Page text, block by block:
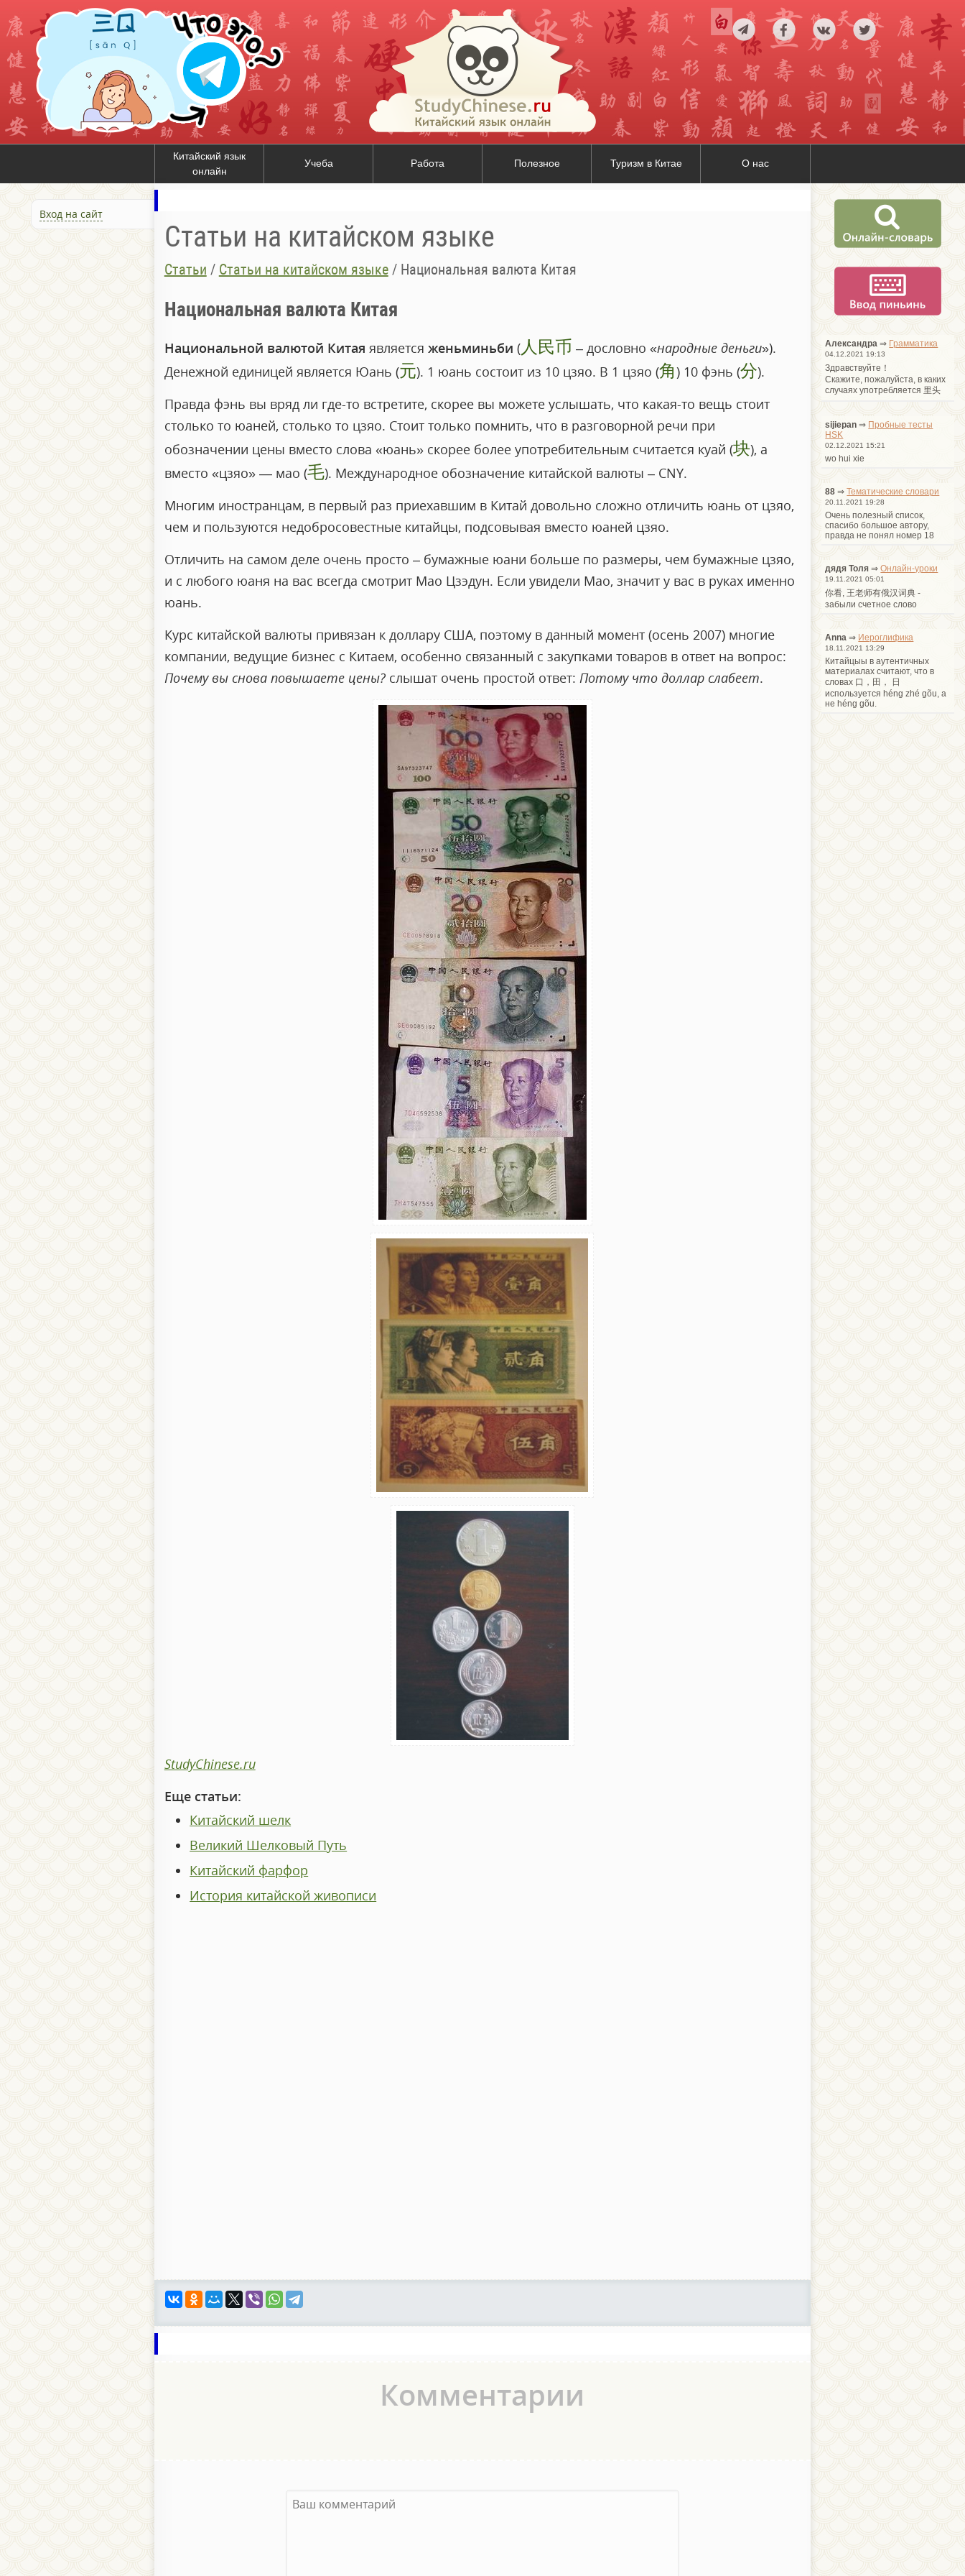
Китайский язык
онлайн
Учеба Работа Полезное Туризм в Китае О нас
Вход на сайт
Статьи на китайском языке
Статьи / Статьи на китайском языке/ Национальная валюта Китая
Национальная валюта Китая
Национальной валютой Китая является женьминьби (人民币 – дословно «народные деньги»).
Денежной единицей является Юань (元). 1 юань состоит из 10 цзяо. В 1 цзяо (角) 10 фэнь (分).
Правда фэнь вы вряд ли где-то встретите, скорее вы можете услышать, что какая-то вещь стоит
столько то юаней, столько то цзяо. Стоит только помнить, что в разговорной речи при
обозначении цены вместо слова «юань» скорее более употребительным считается куай (块), а
вместо «цзяо» — мао (毛). Международное обозначение китайской валюты – CNY.
Многим иностранцам, в первый раз приехавшим в Китай довольно сложно отличить юань от цзяо,
чем и пользуются недобросовестные китайцы, подсовывая вместо юаней цзяо.
Отличить на самом деле очень просто – бумажные юани больше по размеры, чем бумажные цзяо,
и с любого юаня на вас всегда смотрит Мао Цзэдун. Если увидели Мао, значит у вас в руках именно
юань.
Курс китайской валюты привязан к доллару США, поэтому в данный момент (осень 2007) многие
компании, ведущие бизнес с Китаем, особенно связанный с закупками товаров в ответ на вопрос:
Почему вы снова повышаете цены?слышат очень простой ответ: Потому что доллар слабеет.
StudyChinese.ru
Еще статьи:
Китайский шелк
Великий Шелковый Путь
Китайский фарфор
История китайской живописи
Комментарии
Александра ⇒ Грамматика
04.12.2021 19:13
Здравствуйте！
Cкажите, пожалуйста, в каких
случаях употребляется 里头
sijiepan ⇒ Пробные тесты
HSK
02.12.2021 15:21
wo hui xie
88 ⇒Тематические словари
20.11.2021 19:28
Очень полезный список,
спасибо большое автору,
правда не понял номер 18
дядя Толя ⇒Онлайн-уроки
19.11.2021 05:01
你看, 王老师有俄汉词典 -
забыли счетное слово
Anna ⇒ Иероглифика
18.11.2021 13:29
Китайцыы в аутентичных
материалах считают, что в
словах 口，田， 日
используется héng zhé gõu, а
не héng gõu.